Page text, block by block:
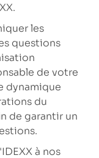
les
questions
de votre
dynamique
du
de garantir un
à nos